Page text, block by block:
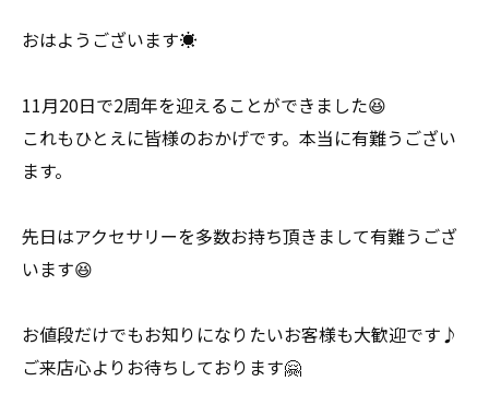
おはようございます☀
11月20日で2周年を迎えることができました😆
これもひとえに皆様のおかげです。本当に有難うござい
ます。
先日はアクセサリーを多数お持ち頂きまして有難うござ
います😆
お値段だけでもお知りになりたいお客様も大歓迎です♪
ご来店心よりお待ちしております🤗